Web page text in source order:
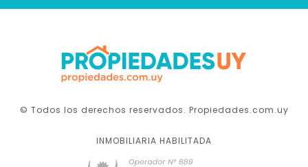
© Todos los derechos reservados. Propiedades.com.uy
INMOBILIARIA HABILITADA